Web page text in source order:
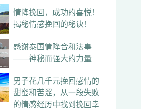
情降挽回，成功的喜悦！
揭秘情感挽回的秘诀！
感谢泰国情降合和法事
——神秘而强大的力量
男子花几千元挽回感情的
甜蜜和苦涩，从一段失败
的情感经历中找到挽回幸